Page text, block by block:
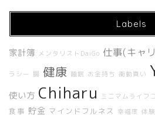
Labels
家計簿 メンタリストDaiGo 仕事(キャ
ラシー 腸 健康 睡眠 お金持ち 衝動買い
使い方 Chiharu ミニマムライフ
食事 貯金 マインドフルネス 幸福度 体験